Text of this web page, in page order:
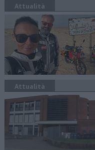
Attualità
Attualità